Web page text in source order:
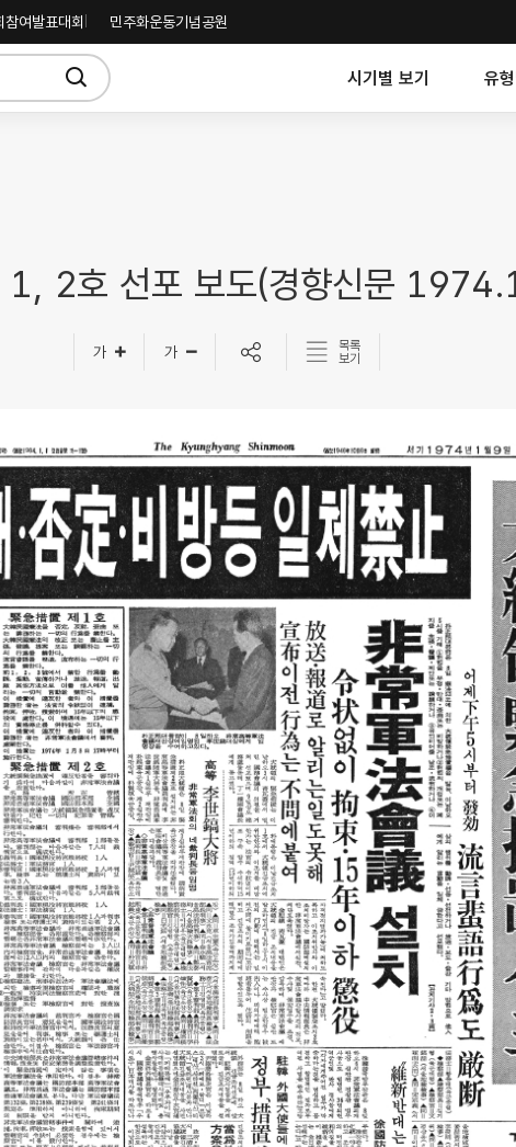
참여발표대회 민주화운동기념공원
시기별 보기 유
1, 2호 선포 보도(경향신문
목록
보기